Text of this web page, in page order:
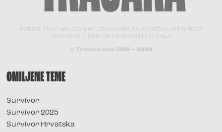
PORTAL TRACARA.COM NE ODGOVARA ZA SADRŽAJ I ISTINITOST
TEKSTOVA PRENETIH SA DRUGIH PORTALA.
© Tracara.com 2008 – 2026
OMILJENE TEME
Survivor
Survivor 2025
Survivor Hrvatska